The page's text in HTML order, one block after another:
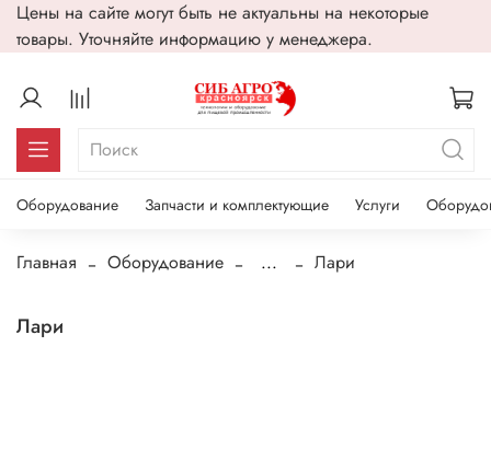
Цены на сайте могут быть не актуальны на некоторые
товары. Уточняйте информацию у менеджера.
Оборудование Запчасти и комплектующие Услуги
Главная Оборудование ... Лари
Лари